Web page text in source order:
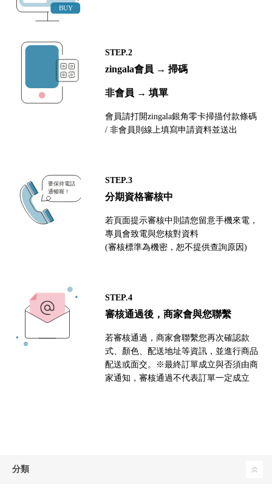
STEP.2
zingala會員 → 掃碼
非會員 → 填單
會員請打開zingala銀角零卡掃描付款條碼
/ 非會員則線上填寫申請資料並送出
STEP.3
分期資格審核中
若頁面提示審核中則請您留意手機來電，
專員會致電與您核對資料
(審核標準為機密，恕不提供查詢原因)
STEP.4
審核通過後，商家會與您聯繫
若審核通過，商家會聯繫您再次確認款
式、顏色、配送地址等資訊，並進行商品
配送或面交。※最終訂單成立與否須由商
家通知，審核通過不代表訂單一定成立
分類